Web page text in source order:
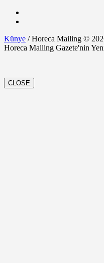
Künye / Horeca Mailing ©
Horeca Mailing Gazete'nin Yeni
CLOSE